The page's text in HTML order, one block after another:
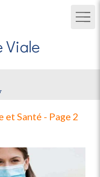
Viale
Santé - Page 2